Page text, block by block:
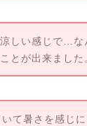
しい感じで…な
とが出来ました
て暑さを感じ